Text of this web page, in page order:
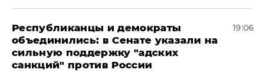
Республиканцы и демократы
объединились: в Сенате указали на
сильную поддержку "адских
санкций" против России
19:06